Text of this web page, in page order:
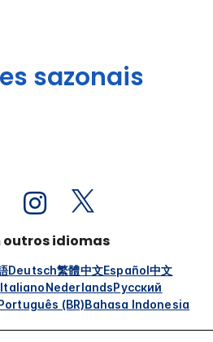
sazonais
outros idiomas
Deutsch繁體中文Español中文
ItalianoNederlandsРусский
(BR)Bahasa Indonesia